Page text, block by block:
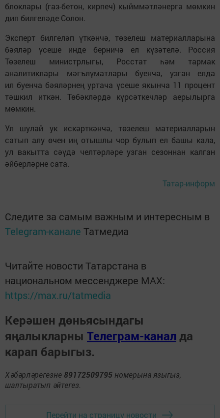
блоклары (газ-бетон, кирпеч) кыйммәтләнергә мөмкин
дип билгеләде Солон.
Эксперт билгеләп үткәнчә, төзелеш материалларына
бәяләр үсеше инде берничә ел күзәтелә. Россия
Төзелеш министрлыгы, Росстат һәм тармак
аналитиклары мәгълүматлары буенча, узган елда
ил буенча бәяләрнең уртача үсеше якынча 11 процент
тәшкил иткән. Төбәкләрдә күрсәткечләр аерылырга
мөмкин.
Ул шулай ук искәрткәнчә, төзелеш материалларын
сатып алу өчен иң отышлы чор булып ел башы кала,
ул вакытта сәүдә челтәрләре узган сезоннан калган
әйберләрне сата.
Татар-информ
Следите за самым важным и интересным в
Telegram-канале Татмедиа
Читайте новости Татарстана в
национальном мессенджере MАХ:
https://max.ru/tatmedia
Керәшен дөньясындагы
яңалыкларны Телеграм-канал да
карап барыгыз.
Хәбәрләрегезне 89172509795 номерына языгыз,
шалтыратып әйтегез.
Перейти на страницу новости